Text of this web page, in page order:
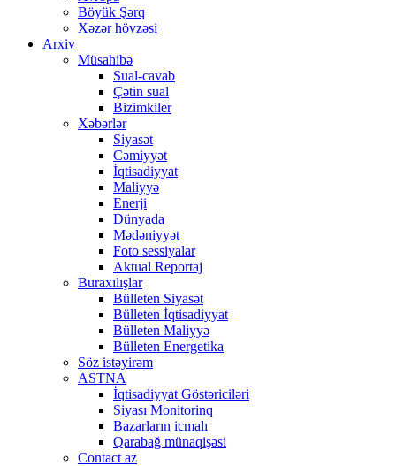
Böyük Şərq
Xəzər hövzəsi
Arxiv
Müsahibə
Sual-cavab
Çətin sual
Bizimkiler
Xəbərlər
Siyasət
Cəmiyyət
İqtisadiyyat
Maliyyə
Enerji
Dünyada
Mədəniyyət
Foto sessiyalar
Aktual Reportaj
Buraxılışlar
Bülleten Siyasət
Bülleten İqtisadiyyat
Bülleten Maliyyə
Bülleten Energetika
Söz istəyirəm
ASTNA
İqtisadiyyat Göstəriciləri
Siyası Monitorinq
Bazarların icmalı
Qarabağ münaqişəsi
Contact az